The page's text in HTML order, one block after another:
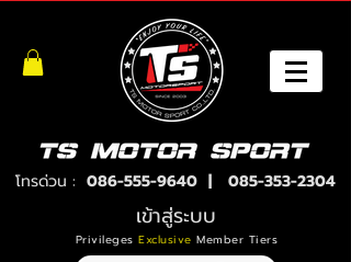
โทรด่วน : 086-555-9640| 085-353-2304
เข้าสู่ระบบ
PrivilegesExclusive Member Tiers